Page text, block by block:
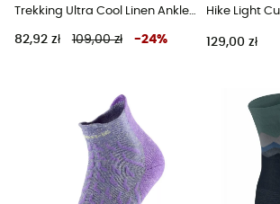
82,92 zł 109,00 zł -24% 129,00 zł